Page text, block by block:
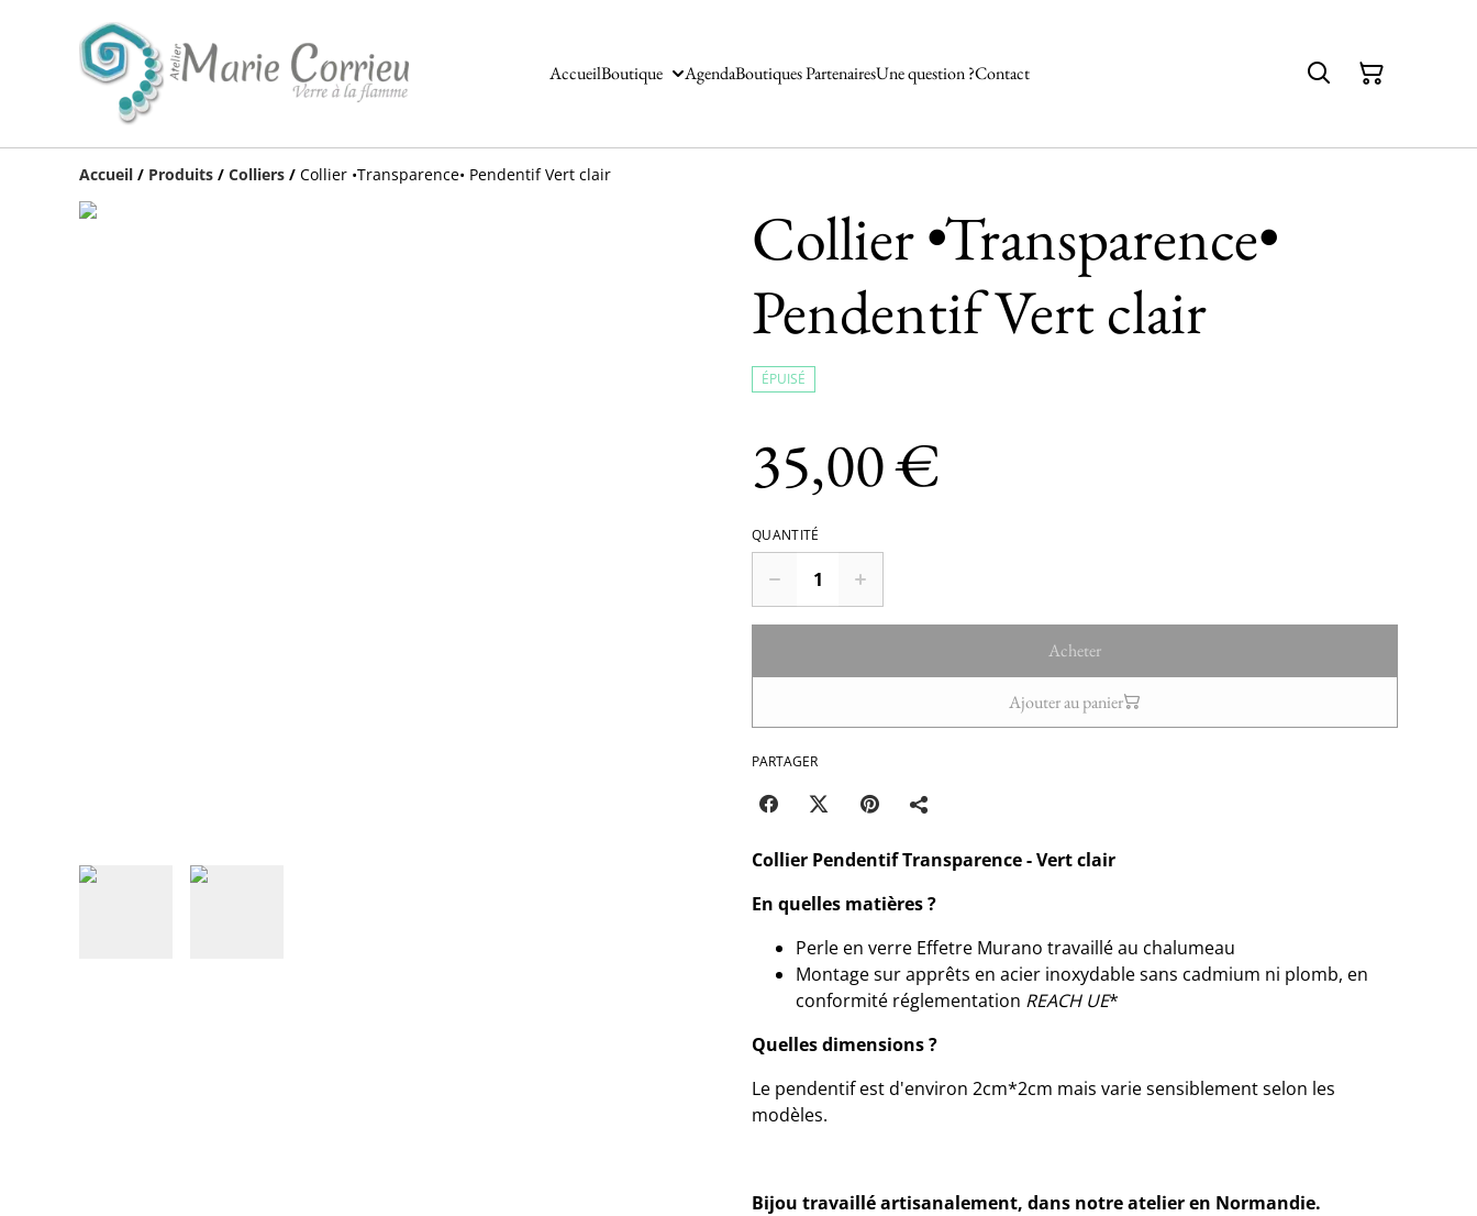
AccueilBoutique AgendaBoutiques PartenairesUne question ?Contact
Accueil / Produits / Colliers / Collier •Transparence• Pendentif Vert clair
Collier •Transparence•
Pendentif Vert clair
ÉPUISÉ
35,00 €
QUANTITÉ
Acheter
Ajouter au panier
PARTAGER
Collier Pendentif Transparence - Vert clair
En quelles matières ?
Perle en verre Effetre Murano travaillé au chalumeau
Montage sur apprêts en acier inoxydable sans cadmium ni plomb, en
conformité réglementation REACH UE*
Quelles dimensions ?
Le pendentif est d'environ 2cm*2cm mais varie sensiblement selon les
modèles.
Bijou travaillé artisanalement, dans notre atelier en Normandie.